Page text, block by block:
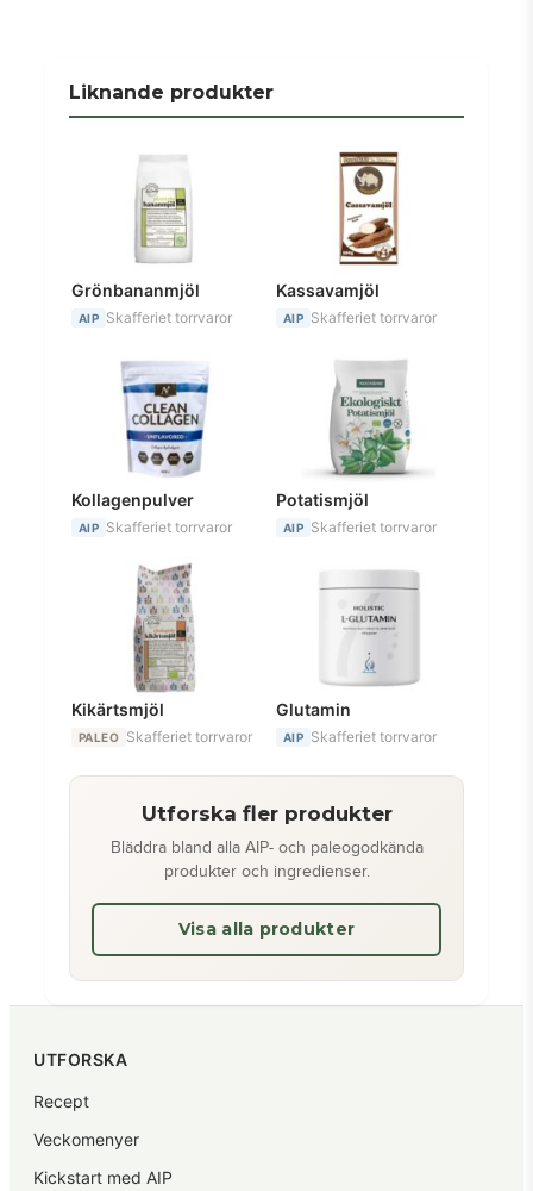
Liknande produkter
Grönbananmjöl
AIP Skafferiet torrvaror
Kassavamjöl
AIP Skafferiet torrvaror
Kollagenpulver
AIP Skafferiet torrvaror
Potatismjöl
AIP Skafferiet torrvaror
Kikärtsmjöl
PALEO Skafferiet torrvaror
Glutamin
AIP Skafferiet torrvaror
Utforska fler produkter
Bläddra bland alla AIP- och paleogodkända
produkter och ingredienser.
Visa alla produkter
UTFORSKA
Recept
Veckomenyer
Kickstart med AIP